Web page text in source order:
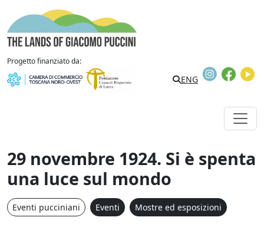
Vai al contenuto
Progetto finanziato da:
Search
ENG
Instagram
29 novembre 1924. Si è spenta
una luce sul mondo
Eventi pucciniani Eventi Mostre ed esposizioni